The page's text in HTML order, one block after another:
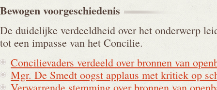
Bewogenvoorgeschiedenis
De duidelijke verdeeldheid over het onderwerp
tot een impasse van het Concilie.
Concilievaders verdeeld over bronnen van
Mgr. De Smedt oogst applaus met kritiek op